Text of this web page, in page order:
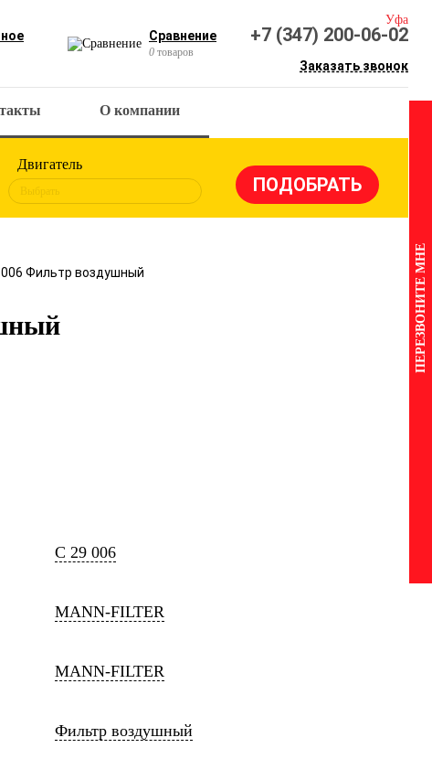
Сравнение
0 товаров
Уфа
+7 (347) 200-06-02
Заказать звонок
О компании
Двигатель
Выбрать
006 Фильтр воздушный
C 29 006
MANN-FILTER
MANN-FILTER
Фильтр воздушный
ПЕРЕЗВОНИТЕ МНЕ